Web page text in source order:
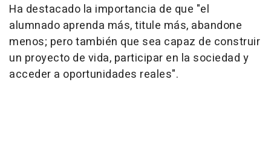
Ha destacado la importancia de que "el
alumnado aprenda más, titule más, abandone
menos; pero también que sea capaz de construir
un proyecto de vida, participar en la sociedad y
acceder a oportunidades reales".